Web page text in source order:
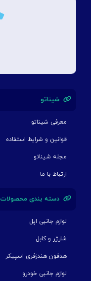
شیناتو
معرفی شیناتو
قوانین و شرایط استفاده
مجله شیناتو
ارتباط با ما
دسته بندی محصولات
لوازم جانبی اپل
شارژر و کابل
هدفون هندزفری اسپیکر
لوازم جانبی خودرو